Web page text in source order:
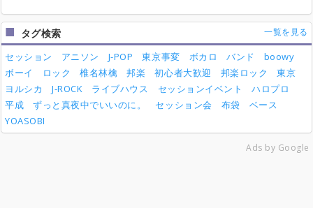
タグ検索 一覧を見る
セッション アニソン J-POP 東京事変 ボカロ バンド
boowy
ボーイ
ロック 椎名林檎 邦楽 初心者大歓迎 邦楽ロック
東京
ヨルシカ
J-ROCK ライブハウス セッションイベント
ハロプロ
平成
ずっと真夜中でいいのに。 セッション会 布袋
ベース
YOASOBI
Ads by Google